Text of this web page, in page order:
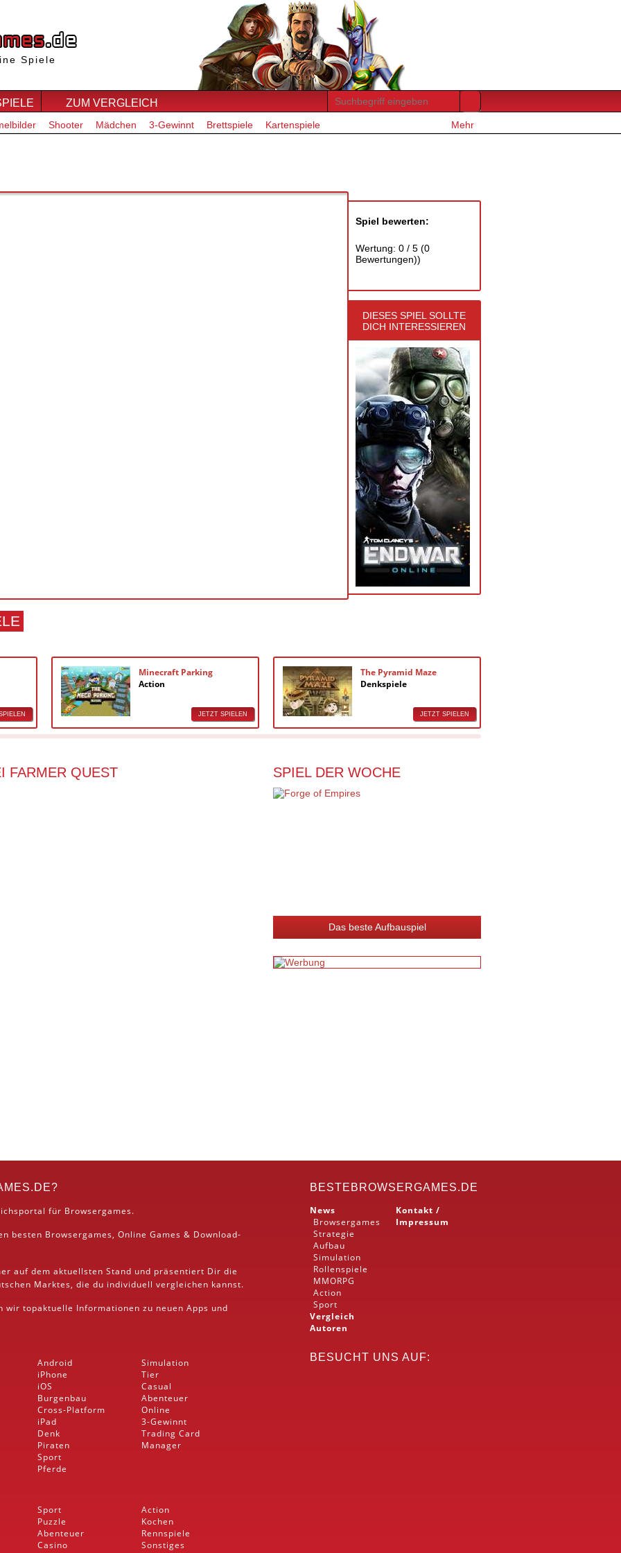
Spiele
ZUM VERGLEICH
Shooter Mädchen 3-Gewinnt Brettspiele Kartenspiele Mehr
Spiel bewerten:
Wertung: 0 / 5 (0
Bewertungen))
DIESES SPIEL SOLLTE
DICH INTERESSIEREN
Minecraft Parking
Action
JETZT SPIELEN
The Pyramid Maze
Denkspiele
JETZT SPIELEN
FARMER QUEST SPIEL DER WOCHE
Das beste Aufbauspiel
für Browsergames.
besten Browsergames, Online Games & Download-
auf dem aktuellsten Stand und präsentiert Dir die
Marktes, die du individuell vergleichen kannst.
wir topaktuelle Informationen zu neuen Apps und
Android
iPhone
iOS
Burgenbau
Cross-Platform
iPad
Denk
Piraten
Sport
Pferde
Simulation
Tier
Casual
Abenteuer
Online
3-Gewinnt
Trading Card
Manager
Sport
Puzzle
Abenteuer
Casino
Action
Kochen
Rennspiele
Sonstiges
BESTEBROWSERGAMES.DE
News
Browsergames
Strategie
Aufbau
Simulation
Rollenspiele
MMORPG
Action
Sport
Vergleich
Autoren
Kontakt /
Impressum
BESUCHT UNS AUF: